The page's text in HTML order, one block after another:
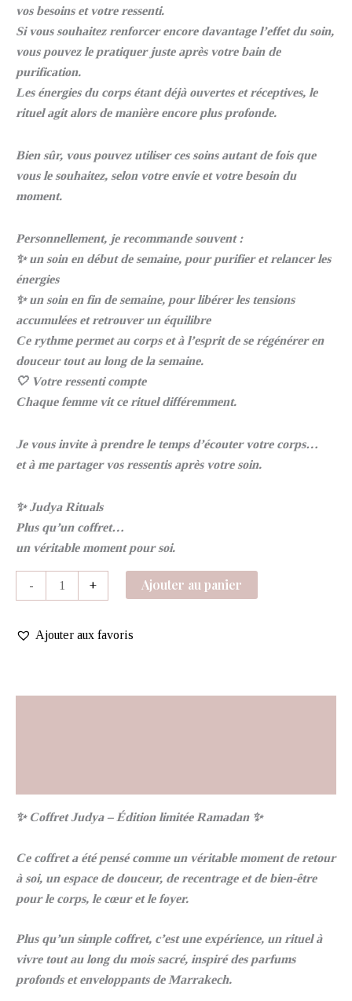
vos besoins et votre ressenti.
Si vous souhaitez renforcer encore davantage l’effet du soin,
vous pouvez le pratiquer juste après votre bain de
purification.
Les énergies du corps étant déjà ouvertes et réceptives, le
rituel agit alors de manière encore plus profonde.
Bien sûr, vous pouvez utiliser ces soins autant de fois que
vous le souhaitez, selon votre envie et votre besoin du
moment.
Personnellement, je recommande souvent :
✨ un soin en début de semaine, pour purifier et relancer les
énergies
✨ un soin en fin de semaine, pour libérer les tensions
accumulées et retrouver un équilibre
Ce rythme permet au corps et à l’esprit de se régénérer en
douceur tout au long de la semaine.
🤍 Votre ressenti compte
Chaque femme vit ce rituel différemment.
Je vous invite à prendre le temps d’écouter votre corps…
et à me partager vos ressentis après votre soin.
✨ Judya Rituals
Plus qu’un coffret…
un véritable moment pour soi.
- + Ajouter au panier
Ajouter aux favoris
✨ Coffret Judya – Édition limitée Ramadan ✨
Ce coffret a été pensé comme un véritable moment de retour
à soi, un espace de douceur, de recentrage et de bien-être
pour le corps, le cœur et le foyer.
Plus qu’un simple coffret, c’est une expérience, un rituel à
vivre tout au long du mois sacré, inspiré des parfums
profonds et enveloppants de Marrakech.